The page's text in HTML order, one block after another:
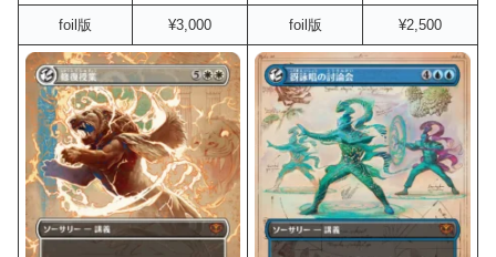
foil版 ¥3,000 foil版 ¥2,500